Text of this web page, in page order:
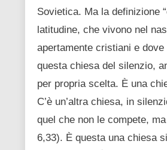
Sovietica. Ma la definizione
latitudine, che vivono nel
apertamente cristiani e
questa chiesa del silenzio,
per propria scelta. È una
C’è un’altra chiesa, in
quel che non le compete,
6,33). È questa una chiesa